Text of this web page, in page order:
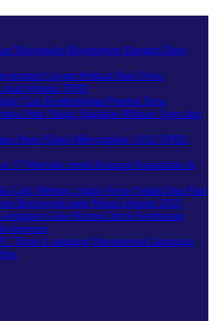
Masyarakat Bojonegoro Bangun Desa
Gayam Perkuat Ikon Desa
Melalui TPID
Cara Kembangkan Potensi Desa
Patra Niaga Siagakan Ribuan Agen dan
Patra Niaga Menyiapkan 1.832 SPBU
57 Modular untuk Kurangi Kepadatan di
Laki Meletus, Status Awas Sudah Dua Hari
Beroperasi pada Masa Lebaran 2025
Gelar Ramp Check Kendaraan
Tinjau Langsung Operasional Lapangan